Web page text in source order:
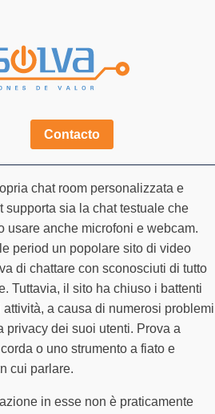
Contacto
chat room personalizzata e
supporta sia la chat testuale che
usare anche microfoni e webcam.
period un popolare sito di video
di chattare con sconosciuti di tutto
Tuttavia, il sito ha chiuso i battenti
a causa di numerosi problemi
privacy dei suoi utenti. Prova a
o uno strumento a fiato e
cui parlare.
in esse non è praticamente